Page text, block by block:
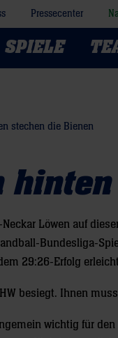
Pressecenter
SPIELE
stechen die Bienen
Löwen auf
Bundesliga-
29:26-Erfolg
besiegt. Ihnen
wichtig für